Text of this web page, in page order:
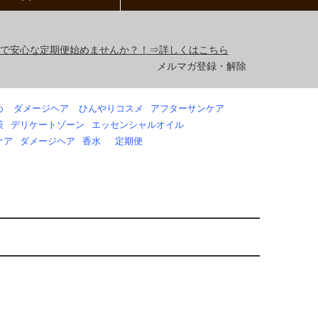
安心な定期便始めませんか？！⇒詳しくはこちら
メルマガ登録・解除
ダメージヘア ひんやりコスメ
アフターサンケア
デリケートゾーン
エッセンシャルオイル
ア
ダメージヘア 香水 定期便